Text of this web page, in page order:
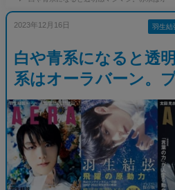
2023年12月16日 羽生結
白や青系になると透
系はオーラバーン。